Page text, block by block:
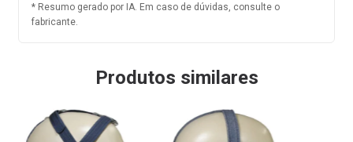
* Resumo gerado por IA. Em caso de dúvidas, consulte o
fabricante.
Produtos similares